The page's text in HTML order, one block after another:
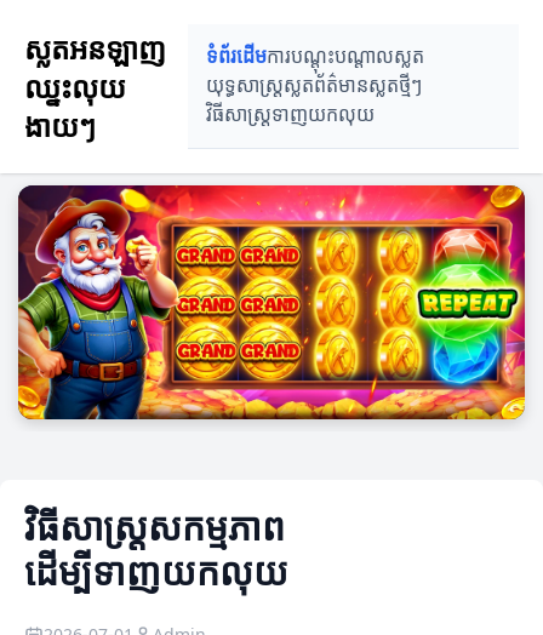
ស្លតអនឡាញ
ឈ្នះលុយ
ងាយៗ
ទំព័រដើមការបណ្តុះបណ្តាលស្លត
យុទ្ធសាស្ត្រស្លតព័ត៌មានស្លតថ្មីៗ
វិធីសាស្ត្រទាញយកលុយ
វិធីសាស្ត្រសកម្មភាព
ដើម្បីទាញយកលុយ